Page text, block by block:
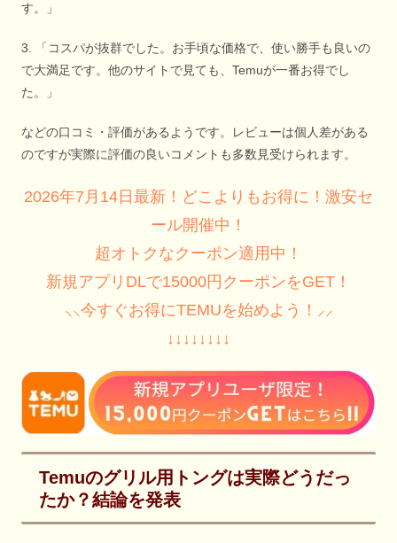
す。」
3. 「コスパが抜群でした。お手頃な価格で、使い勝手も良いの
で大満足です。他のサイトで見ても、Temuが一番お得でし
た。」
などの口コミ・評価があるようです。レビューは個人差がある
のですが実際に評価の良いコメントも多数見受けられます。
2026年7月14日最新！どこよりもお得に！激安セ
ール開催中！
超オトクなクーポン適用中！
新規アプリDLで15000円クーポンをGET！
⸜⸜今すぐお得にTEMUを始めよう！⸝⸝
↓↓↓↓↓↓↓↓
Temuのグリル用トングは実際どうだっ
たか？結論を発表